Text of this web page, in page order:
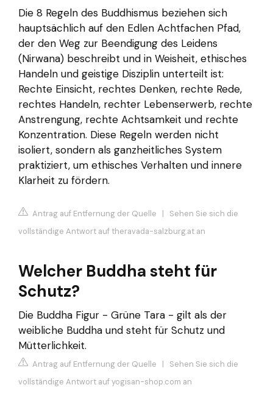
Die 8 Regeln des Buddhismus beziehen sich
hauptsächlich auf den Edlen Achtfachen Pfad,
der den Weg zur Beendigung des Leidens
(Nirwana) beschreibt und in Weisheit, ethisches
Handeln und geistige Disziplin unterteilt ist:
Rechte Einsicht, rechtes Denken, rechte Rede,
rechtes Handeln, rechter Lebenserwerb, rechte
Anstrengung, rechte Achtsamkeit und rechte
Konzentration. Diese Regeln werden nicht
isoliert, sondern als ganzheitliches System
praktiziert, um ethisches Verhalten und innere
Klarheit zu fördern.
Antrag auf Entfernung der Quelle | Sehen Sie sich die
vollständige Antwort auf theravada-salzburg.at an
Welcher Buddha steht für
Schutz?
Die Buddha Figur - Grüne Tara - gilt als der
weibliche Buddha und steht für Schutz und
Mütterlichkeit.
Antrag auf Entfernung der Quelle | Sehen Sie sich die
vollständige Antwort auf yogisan-shop.com an